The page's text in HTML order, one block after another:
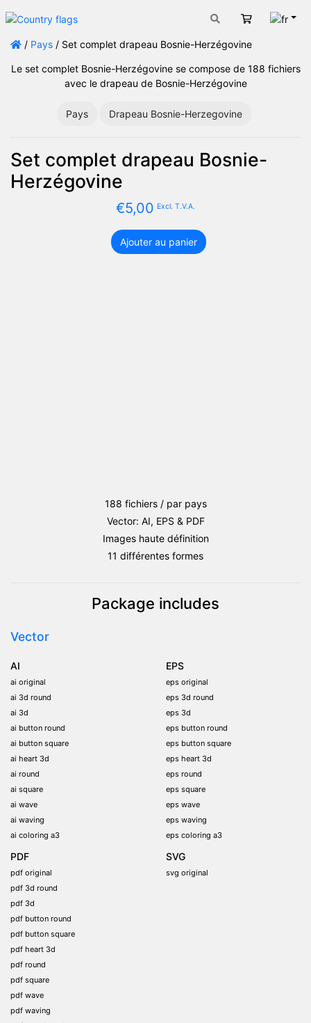
Panier
/ Pays / Set complet drapeau Bosnie-Herzégovine
Le set complet Bosnie-Herzégovine se compose de 188 fichiers
avec le drapeau de Bosnie-Herzégovine
Pays Drapeau Bosnie-Herzegovine
Set complet drapeau Bosnie-
Herzégovine
€5,00 Excl. T.V.A.
quantité
Ajouter au panier
188 fichiers / par pays
Vector: AI, EPS & PDF
Images haute définition
11 différentes formes
Package includes
Vector
AI
ai original
ai 3d round
ai 3d
ai button round
ai button square
ai heart 3d
ai round
ai square
ai wave
ai waving
ai coloring a3
EPS
eps original
eps 3d round
eps 3d
eps button round
eps button square
eps heart 3d
eps round
eps square
eps wave
eps waving
eps coloring a3
PDF
pdf original
pdf 3d round
pdf 3d
pdf button round
pdf button square
pdf heart 3d
pdf round
pdf square
pdf wave
pdf waving
SVG
svg original